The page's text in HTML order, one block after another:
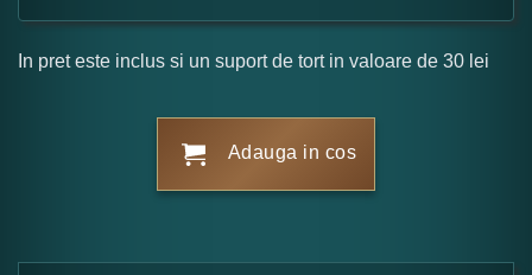
In pret este inclus si un suport de tort in valoare de 30 lei
Adauga in cos